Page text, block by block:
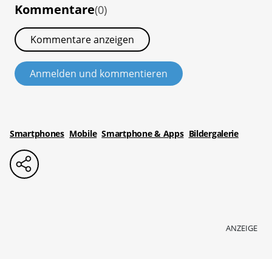
Kommentare(0)
Kommentare anzeigen
Anmelden und kommentieren
Smartphones Mobile Smartphone & Apps Bildergalerie
ANZEIGE